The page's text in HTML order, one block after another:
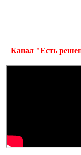
Канал "Есть